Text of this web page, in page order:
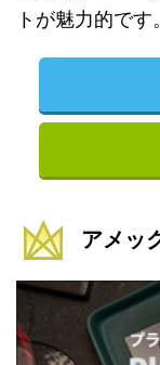
トが魅力的です。
アメッ